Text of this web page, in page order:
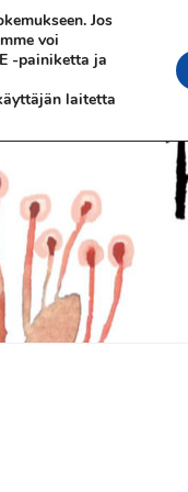
Jos
voi
-painiketta ja
laitetta